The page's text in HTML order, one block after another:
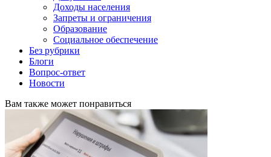
Доходы населения
Запреты и ограничения
Образование
Социальное обеспечение
Без рубрики
Блоги
Вопрос-ответ
Новости
Вам также может понравиться